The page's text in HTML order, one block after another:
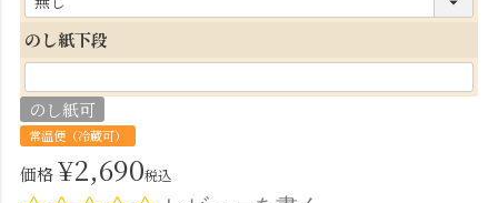
必
須
のし紙下段
のし紙可
常温便（冷蔵可）
価格¥2,690税込